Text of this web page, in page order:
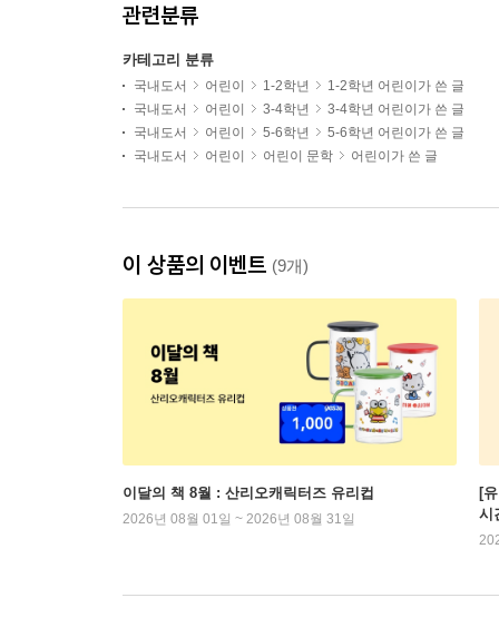
관련분류
카테고리 분류
국내도서 어린이 1-2학년
1-2학년 어린이가 쓴 글
국내도서
어린이 3-4학년
3-4학년 어린이가 쓴 글
국내도서
어린이 5-6학년
5-6학년 어린이가 쓴 글
국내도서
어린이 어린이 문학 어린이가 쓴 글
이 상품의 이벤트 (9개)
이달의 책 8월 : 산리오캐릭터즈 유리컵
2026년 08월 01일 ~ 2026년 08월 31일
[
시